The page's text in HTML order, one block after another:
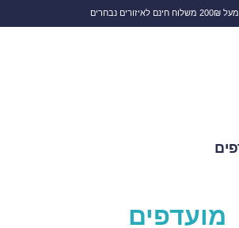
לאיזורים נבחרים
מועדפים